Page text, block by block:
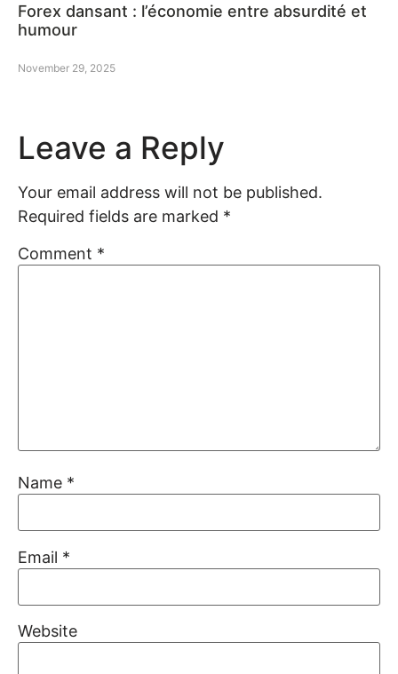
Forex dansant : l’économie entre absurdité et
humour
November 29, 2025
Leave a Reply
Your email address will not be published.
Required fields are marked *
Comment *
Name *
Email *
Website